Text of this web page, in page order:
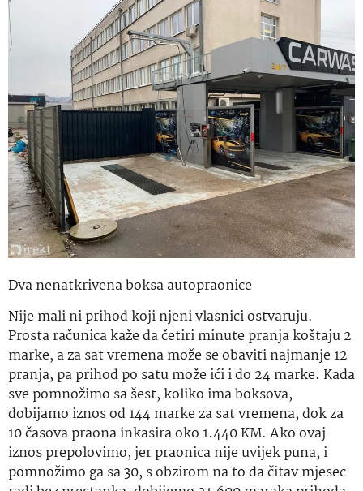
Dva nenatkrivena boksa autopraonice
Nije mali ni prihod koji njeni vlasnici ostvaruju.
Prosta računica kaže da četiri minute pranja koštaju 2
marke, a za sat vremena može se obaviti najmanje 12
pranja, pa prihod po satu može ići i do 24 marke. Kada
sve pomnožimo sa šest, koliko ima boksova,
dobijamo iznos od 144 marke za sat vremena, dok za
10 časova praona inkasira oko 1.440 KM. Ako ovaj
iznos prepolovimo, jer praonica nije uvijek puna, i
pomnožimo ga sa 30, s obzirom na to da čitav mjesec